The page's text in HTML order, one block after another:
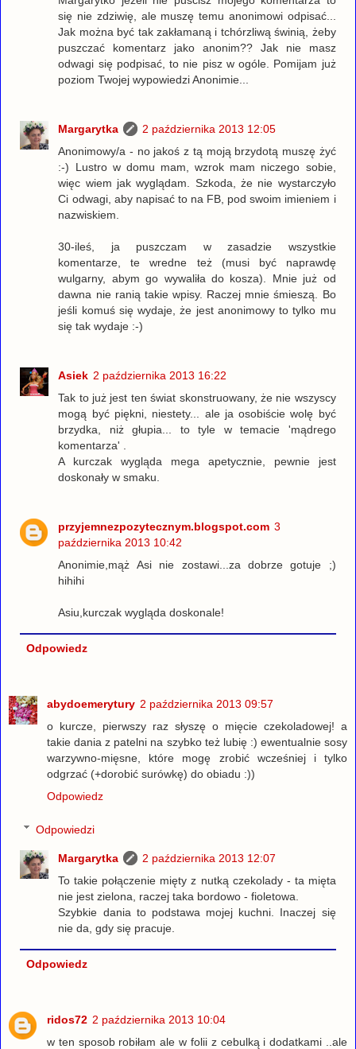
się nie zdziwię, ale muszę temu anonimowi odpisać...
Jak można być tak zakłamaną i tchórzliwą świnią, żeby
puszczać komentarz jako anonim?? Jak nie masz
odwagi się podpisać, to nie pisz w ogóle. Pomijam już
poziom Twojej wypowiedzi Anonimie...
Margarytka
2 października 2013 12:05
Anonimowy/a - no jakoś z tą moją brzydotą muszę żyć
:-) Lustro w domu mam, wzrok mam niczego sobie,
więc wiem jak wyglądam. Szkoda, że nie wystarczyło
Ci odwagi, aby napisać to na FB, pod swoim imieniem i
nazwiskiem.
30-ileś, ja puszczam w zasadzie wszystkie
komentarze, te wredne też (musi być naprawdę
wulgarny, abym go wywaliła do kosza). Mnie już od
dawna nie ranią takie wpisy. Raczej mnie śmieszą. Bo
jeśli komuś się wydaje, że jest anonimowy to tylko mu
się tak wydaje :-)
Asiek 2 października 2013 16:22
Tak to już jest ten świat skonstruowany, że nie wszyscy
mogą być piękni, niestety... ale ja osobiście wolę być
brzydka, niż głupia... to tyle w temacie 'mądrego
komentarza' .
A kurczak wygląda mega apetycznie, pewnie jest
doskonały w smaku.
przyjemnezpozytecznym.blogspot.com 3
października 2013 10:42
Anonimie,mąż Asi nie zostawi...za dobrze gotuje ;)
hihihi
Asiu,kurczak wygląda doskonale!
Odpowiedz
abydoemerytury 2 października 2013 09:57
o kurcze, pierwszy raz słyszę o mięcie czekoladowej! a
takie dania z patelni na szybko też lubię :) ewentualnie sosy
warzywno-mięsne, które mogę zrobić wcześniej i tylko
odgrzać (+dorobić surówkę) do obiadu :))
Odpowiedz
Odpowiedzi
Margarytka
2 października 2013 12:07
To takie połączenie mięty z nutką czekolady - ta mięta
nie jest zielona, raczej taka bordowo - fioletowa.
Szybkie dania to podstawa mojej kuchni. Inaczej się
nie da, gdy się pracuje.
Odpowiedz
ridos72 2 października 2013 10:04
w ten sposob robiłam ale w folii z cebulką i dodatkami ..ale